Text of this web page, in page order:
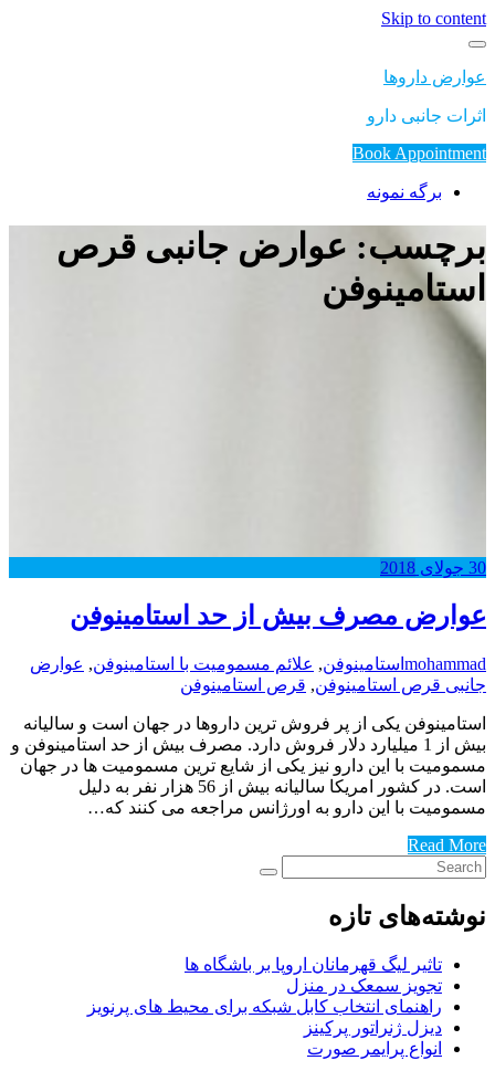
Skip to content
عوارض داروها
اثرات جانبی دارو
Book Appointment
برگه نمونه
برچسب: عوارض جانبی قرص
استامینوفن
30 جولای 2018
عوارض مصرف بیش از حد استامینوفن
mohammad استامینوفن, علائم مسمومیت با استامینوفن, عوارض
جانبی قرص استامینوفن, قرص استامینوفن
استامینوفن یکی از پر فروش ترین داروها در جهان است و سالیانه
بیش از 1 میلیارد دلار فروش دارد. مصرف بیش از حد استامینوفن و
مسمومیت با این دارو نیز یکی از شایع ترین مسمومیت ها در جهان
است. در کشور امریکا سالیانه بیش از 56 هزار نفر به دلیل
مسمومیت با این دارو به اورژانس مراجعه می کنند که…
Read More
نوشته‌های تازه
تاثیر لیگ قهرمانان اروپا بر باشگاه ها
تجویز سمعک در منزل
راهنمای انتخاب کابل شبکه برای محیط های پرنویز
دیزل ژنراتور پرکینز
انواع پرایمر صورت